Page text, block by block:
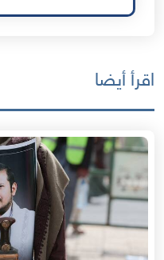
اقرأ أيضا